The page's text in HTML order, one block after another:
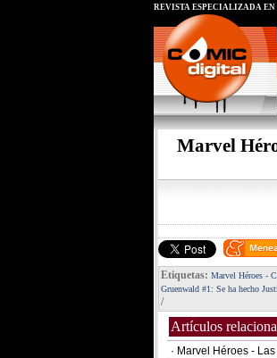
REVISTA ESPECIALIZADA EN
Marvel
Etiquetas: Marvel Héroes -
Gruenwald #1: Se ha hecho
/
Artículos
· Marvel Héroes -